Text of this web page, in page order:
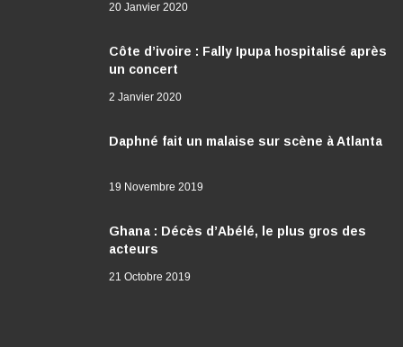
20 Janvier 2020
Côte d’ivoire : Fally Ipupa hospitalisé après
un concert
2 Janvier 2020
Daphné fait un malaise sur scène à Atlanta
19 Novembre 2019
Ghana : Décès d’Abélé, le plus gros des
acteurs
21 Octobre 2019